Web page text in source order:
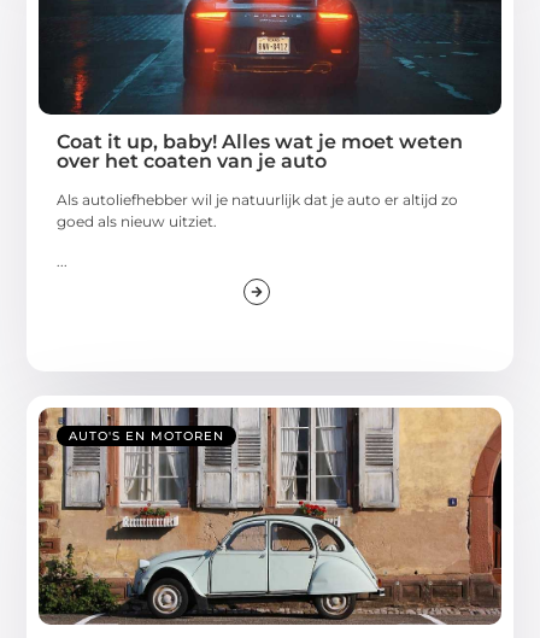
Coat it up, baby! Alles wat je moet weten
over het coaten van je auto
Als autoliefhebber wil je natuurlijk dat je auto er altijd zo
goed als nieuw uitziet.
AUTO'S EN MOTOREN